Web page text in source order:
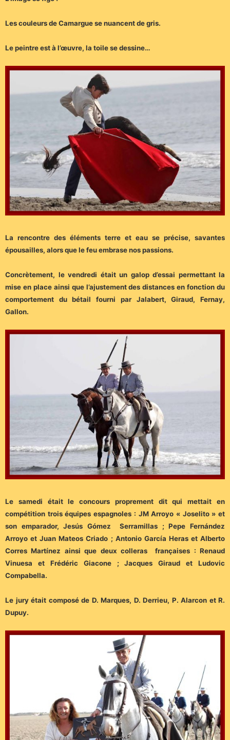
Les couleurs de Camargue se nuancent de gris.
Le peintre est à l’œuvre, la toile se dessine…
La rencontre des éléments terre et eau se précise, savantes
épousailles, alors que le feu embrase nos passions.
Concrètement, le vendredi était un galop d’essai permettant la
mise en place ainsi que l’ajustement des distances en fonction du
comportement du bétail fourni par Jalabert, Giraud, Fernay,
Gallon.
Le samedi était le concours proprement dit qui mettait en
compétition trois équipes espagnoles : JM Arroyo « Joselito » et
son emparador, Jesús Gómez Serramillas ; Pepe Fernández
Arroyo et Juan Mateos Criado ; Antonio García Heras et Alberto
Corres Martínez ainsi que deux colleras françaises : Renaud
Vinuesa et Frédéric Giacone ; Jacques Giraud et Ludovic
Compabella.
Le jury était composé de D. Marques, D. Derrieu, P. Alarcon et R.
Dupuy.